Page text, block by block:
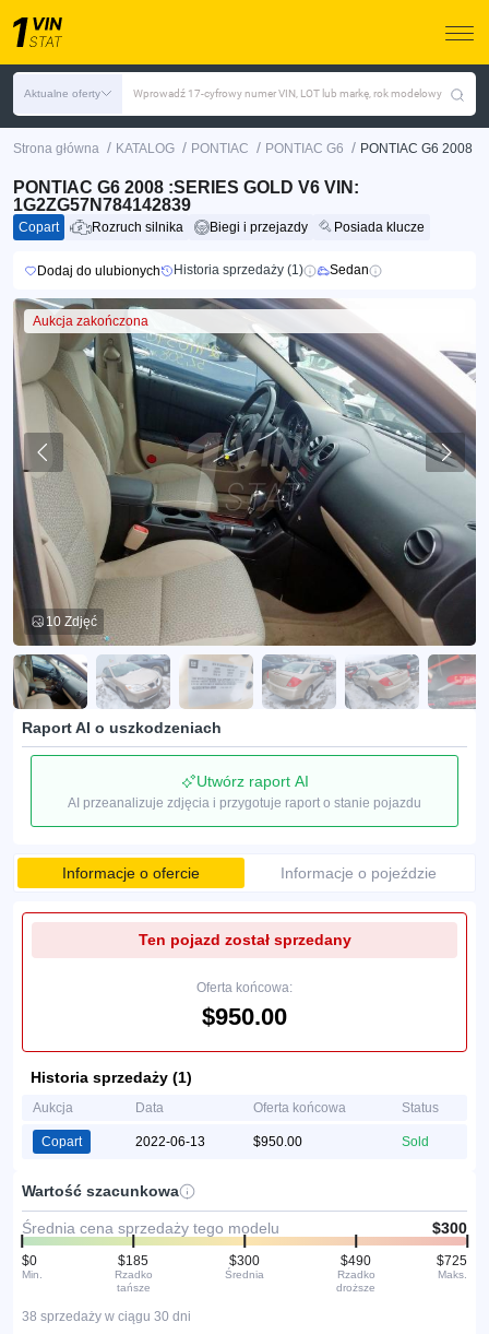
Aktualne oferty Wprowadź 17-cyfrowy numer VIN, LOT lub markę, rok modelowy
Strona główna / KATALOG / PONTIAC / PONTIAC G6 / PONTIAC G6 2008
PONTIAC G6 2008 :SERIES GOLD V6 VIN:
1G2ZG57N784142839
Copart Rozruch silnika Biegi i przejazdy Posiada klucze
Dodaj do ulubionych Historia sprzedaży (1) Sedan
Aukcja zakończona
10 Zdjęć
Raport AI o uszkodzeniach
Utwórz raport AI
AI przeanalizuje zdjęcia i przygotuje raport o stanie pojazdu
Informacje o ofercie Informacje o pojeździe
Ten pojazd został sprzedany
Oferta końcowa:
$950.00
Historia sprzedaży (1)
Aukcja Data Oferta końcowa Status
Copart 2022-06-13 $950.00 Sold
Wartość szacunkowa
Średnia cena sprzedaży tego modelu $300
$0
Min.
$185
Rzadko
tańsze
$300
Średnia
$490
Rzadko
droższe
$725
Maks.
38 sprzedaży w ciągu 30 dni